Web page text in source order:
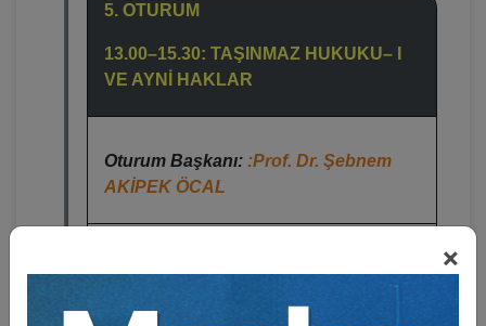
×
5. OTURUM
13.00–15.30: TAŞINMAZ HUKUKU– I
VE AYNİ HAKLAR
Oturum Başkanı: :Prof. Dr. Şebnem
AKİPEK ÖCAL
Prof. Dr. Aslı MAKARACI:Mevduat